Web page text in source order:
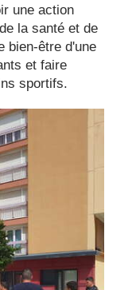
une action
la santé et de
bien-être d'une
et faire
sportifs.